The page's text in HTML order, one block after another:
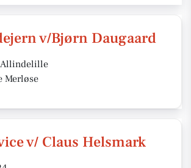
v/Bjørn Daugaard
Allindelille
Merløse
v/ Claus Helsmark